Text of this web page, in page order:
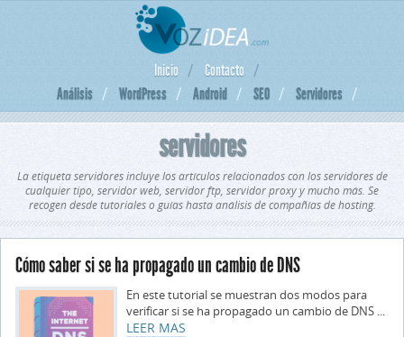
Inicio
Contacto
Análisis
WordPress Android SEO Servidores
servidores
La etiqueta servidores incluye los artículos relacionados con los servidores de
cualquier tipo, servidor web, servidor ftp, servidor proxy y mucho más. Se
recogen desde tutoriales o guías hasta análisis de compañías de hosting.
Cómo saber si se ha propagado un cambio de DNS
En este tutorial se muestran dos modos para
verificar si se ha propagado un cambio de DNS ...
LEER MAS